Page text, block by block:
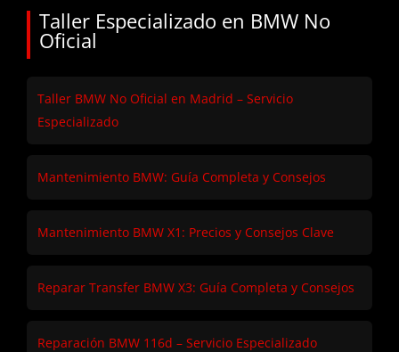
Taller Especializado en BMW No
Oficial
Taller BMW No Oficial en Madrid – Servicio
Especializado
Mantenimiento BMW: Guía Completa y Consejos
Mantenimiento BMW X1: Precios y Consejos Clave
Reparar Transfer BMW X3: Guía Completa y Consejos
Reparación BMW 116d – Servicio Especializado